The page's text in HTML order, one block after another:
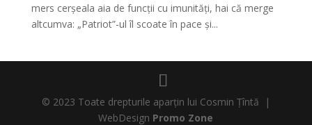
mers cerșeala aia de funcții cu imunități, hai că merge
altcumva: „Patriot”-ul îl scoate în pace și...
© 2023 Toate drepturile aparțin lui Cosmin Țîntă |
WebDesign Promo Zone